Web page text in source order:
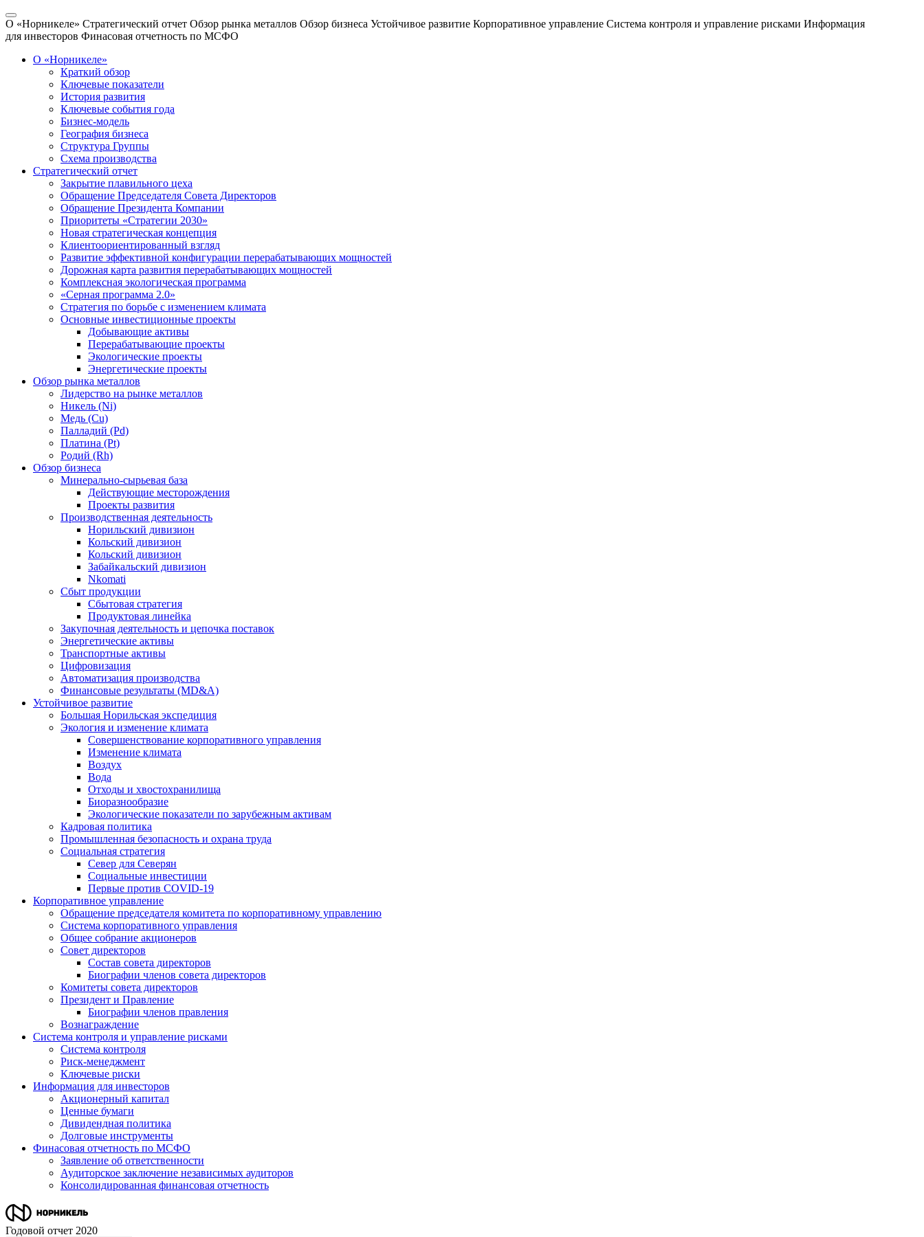
О «Норникеле» Стратегический отчет Обзор рынка металлов Обзор бизнеса Устойчивое развитие Корпоративное управление Система контроля и управление рисками Информация
для инвесторов Финасовая отчетность по МСФО
О «Норникеле»
Краткий обзор
Ключевые показатели
История развития
Ключевые события года
Бизнес-модель
География бизнеса
Структура Группы
Схема производства
Стратегический отчет
Закрытие плавильного цеха
Обращение Председателя Совета Директоров
Обращение Президента Компании
Приоритеты «Стратегии 2030»
Новая стратегическая концепция
Клиентоориентированный взгляд
Развитие эффективной конфигурации перерабатывающих мощностей
Дорожная карта развития перерабатывающих мощностей
Комплексная экологическая программа
«Серная программа 2.0»
Стратегия по борьбе с изменением климата
Основные инвестиционные проекты
Добывающие активы
Перерабатывающие проекты
Экологические проекты
Энергетические проекты
Обзор рынка металлов
Лидерство на рынке металлов
Никель (Ni)
Медь (Cu)
Палладий (Pd)
Платина (Pt)
Родий (Rh)
Обзор бизнеса
Минерально-сырьевая база
Действующие месторождения
Проекты развития
Производственная деятельность
Норильский дивизион
Кольский дивизион
Кольский дивизион
Забайкальский дивизион
Nkomati
Сбыт продукции
Сбытовая стратегия
Продуктовая линейка
Закупочная деятельность и цепочка поставок
Энергетические активы
Транспортные активы
Цифровизация
Автоматизация производства
Финансовые результаты (MD&A)
Устойчивое развитие
Большая Норильская экспедиция
Экология и изменение климата
Совершенствование корпоративного управления
Изменение климата
Воздух
Вода
Отходы и хвостохранилища
Биоразнообразие
Экологические показатели по зарубежным активам
Кадровая политика
Промышленная безопасность и охрана труда
Социальная стратегия
Север для Северян
Социальные инвестиции
Первые против COVID‑19
Корпоративное управление
Обращение председателя комитета по корпоративному управлению
Система корпоративного управления
Общее собрание акционеров
Совет директоров
Состав совета директоров
Биографии членов совета директоров
Комитеты совета директоров
Президент и Правление
Биографии членов правления
Вознаграждение
Система контроля и управление рисками
Система контроля
Риск-менеджмент
Ключевые риски
Информация для инвесторов
Акционерный капитал
Ценные бумаги
Дивидендная политика
Долговые инструменты
Финасовая отчетность по МСФО
Заявление об ответственности
Аудиторское заключение независимых аудиторов
Консолидированная финансовая отчетность
Годовой отчет 2020